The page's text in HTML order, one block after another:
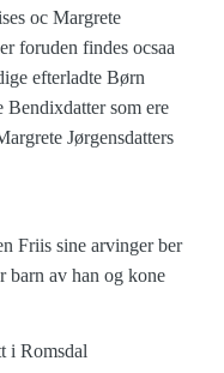
oc Margrete
foruden findes ocsaa
efterladte Børn
som ere
Jørgensdatters
Friis sine arvinger ber
barn av han og kone
i Romsdal